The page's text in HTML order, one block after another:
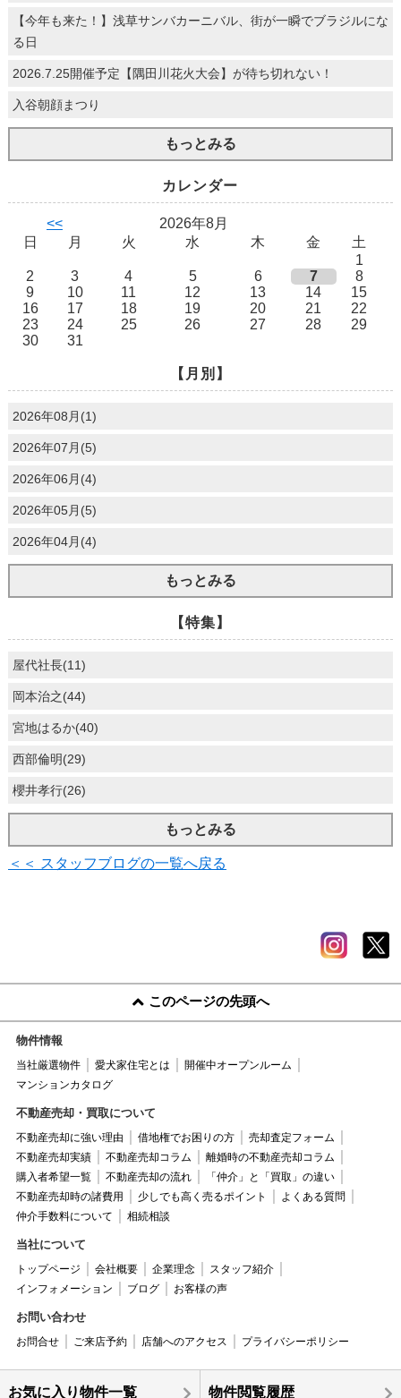
【今年も来た！】浅草サンバカーニバル、街が一瞬でブラジルにな
る日
2026.7.25開催予定【隅田川花火大会】が待ち切れない！
入谷朝顔まつり
もっとみる
カレンダー
<<
2026年8月
日
月 火 水 木 金
土
1
2
3 4 5 6 7
8
9
10 11 12 13 14
15
16
17 18 19 20 21
22
23
24 25 26 27 28
29
30
31
【月別】
2026年08月(1)
2026年07月(5)
2026年06月(4)
2026年05月(5)
2026年04月(4)
もっとみる
【特集】
屋代社長(11)
岡本治之(44)
宮地はるか(40)
西部倫明(29)
櫻井孝行(26)
もっとみる
＜＜ スタッフブログの一覧へ戻る
このページの先頭へ
物件情報
当社厳選物件 愛犬家住宅とは
開催中オープンルーム
マンションカタログ
不動産売却・買取について
不動産売却に強い理由 借地権でお困りの方
売却査定フォーム
不動産売却実績
不動産売却コラム
離婚時の不動産売却コラム
購入者希望一覧
不動産売却の流れ
「仲介」と「買取」の違い
不動産売却時の諸費用
少しでも高く売るポイント
よくある質問
仲介手数料について
相続相談
当社について
トップページ 会社概要 企業理念
スタッフ紹介
インフォメーション
ブログ お客様の声
お問い合わせ
お問合せ ご来店予約 店舗へのアクセス プライバシーポリシー
お気に入り物件一覧 物件閲覧履歴